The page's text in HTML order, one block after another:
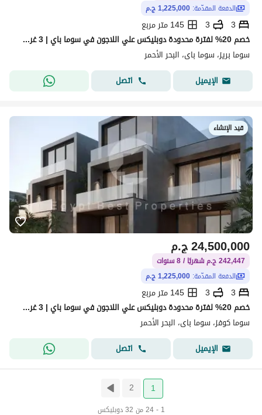
الدفعة المقدّمة: 1,225,000 ج.م
3
3
145 متر مربع
خصم 20% لفترة محدودة دوبليكس علي اللاجون في سوما باي | 3 غرف | مقدم 5% وقسط حتى 8 سنوات
سوما بريز، سوما باى، البحر الأحمر
الإيميل
اتصل
قيد الإنشاء
ج.م24,500,000
242,447 ج.م شهريًا / 8 سنوات
الدفعة المقدّمة: 1,225,000 ج.م
3
3
145 متر مربع
خصم 20% لفترة محدودة دوبليكس علي اللاجون في سوما باي | 3 غرف | مقدم 5% وقسط حتى 8 سنوات
سوما كوفز، سوما باى، البحر الأحمر
الإيميل
اتصل
1
2
1 - 24 من 32 دوبليكس